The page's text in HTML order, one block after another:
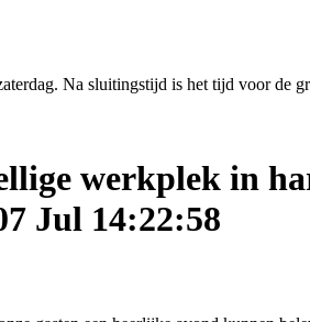
Na sluitingstijd is het tijd voor de
werkplek in
Jul 14:22:58